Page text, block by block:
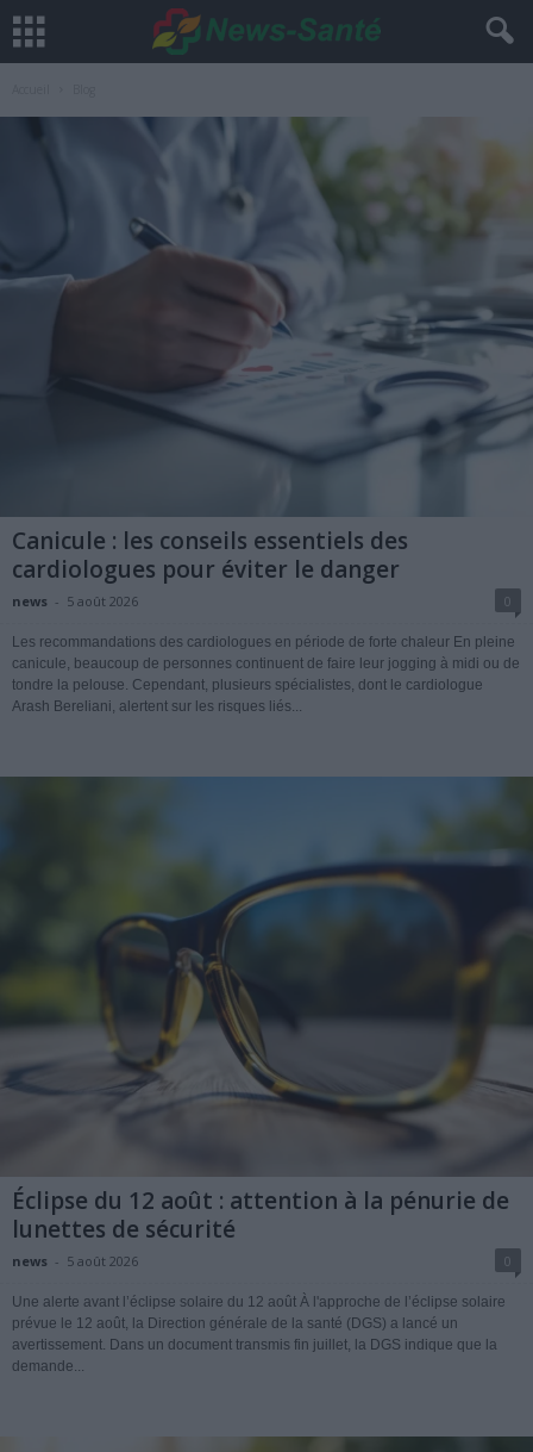
Canicule : les conseils essentiels des
cardiologues pour éviter le danger
news - 5 août 2026 0
Les recommandations des cardiologues en période de forte chaleur En pleine
canicule, beaucoup de personnes continuent de faire leur jogging à midi ou de
tondre la pelouse. Cependant, plusieurs spécialistes, dont le cardiologue
Arash Bereliani, alertent sur les risques liés...
Éclipse du 12 août : attention à la pénurie de
lunettes de sécurité
news - 5 août 2026 0
Une alerte avant l’éclipse solaire du 12 août À l'approche de l’éclipse solaire
prévue le 12 août, la Direction générale de la santé (DGS) a lancé un
avertissement. Dans un document transmis fin juillet, la DGS indique que la
demande...